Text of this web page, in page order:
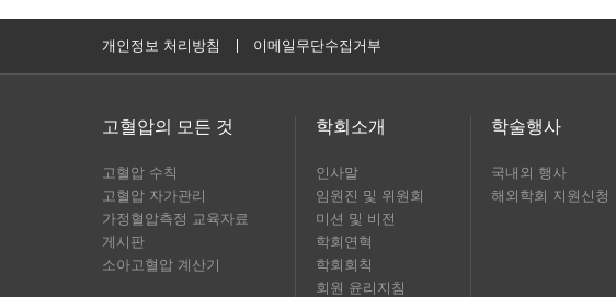
개인정보 처리방침 이메일무단수집거부
고혈압의 모든 것
고혈압 수칙
고혈압 자가관리
가정혈압측정 교육자료
게시판
소아고혈압 계산기
학회소개
인사말
임원진 및 위원회
미션 및 비전
학회연혁
학회회칙
회원 윤리지침
학술행사
국내외 행사
해외학회 지원신청